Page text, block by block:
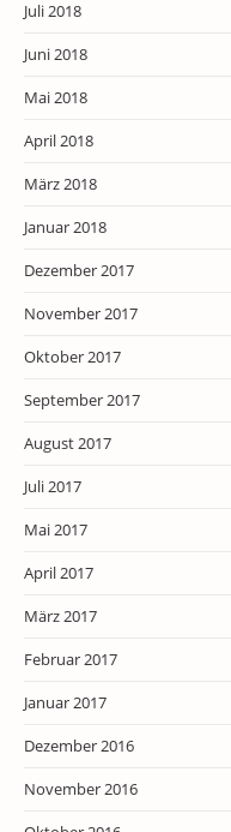
Juli 2018
Juni 2018
Mai 2018
April 2018
März 2018
Januar 2018
Dezember 2017
November 2017
Oktober 2017
September 2017
August 2017
Juli 2017
Mai 2017
April 2017
März 2017
Februar 2017
Januar 2017
Dezember 2016
November 2016